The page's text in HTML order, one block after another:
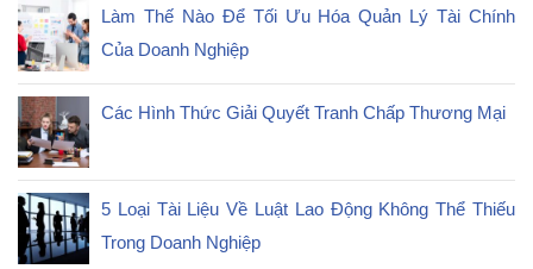
Làm Thế Nào Để Tối Ưu Hóa Quản Lý Tài Chính
Của Doanh Nghiệp
Các Hình Thức Giải Quyết Tranh Chấp Thương Mại
5 Loại Tài Liệu Về Luật Lao Động Không Thể Thiếu
Trong Doanh Nghiệp